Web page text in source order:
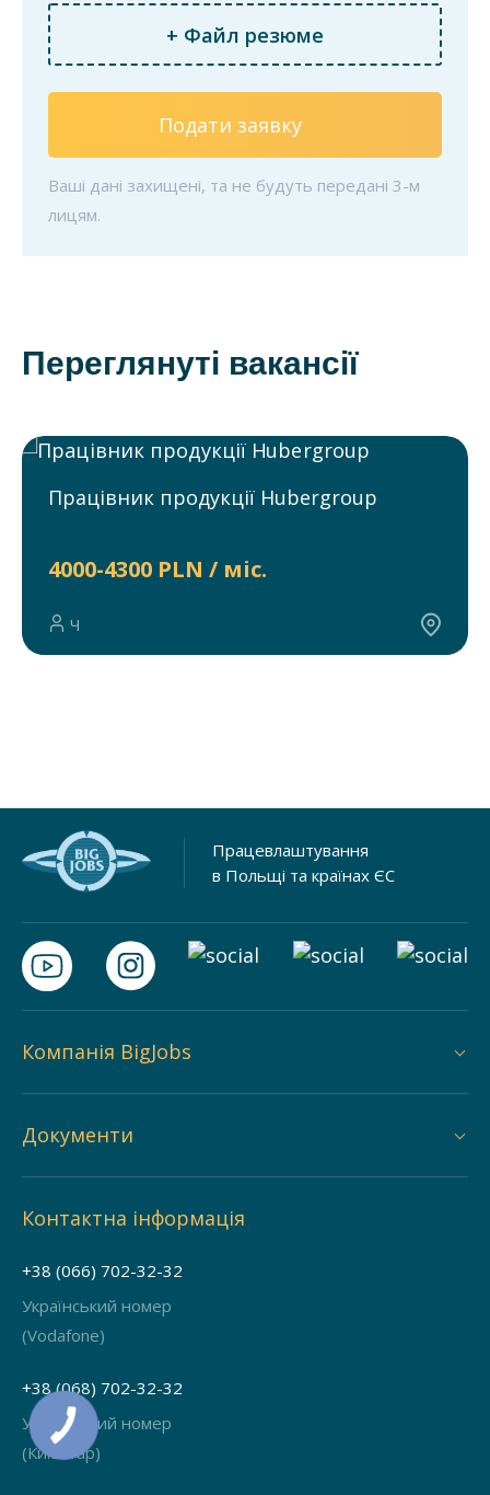
+ Файл резюме
Подати заявку
Ваші дані захищені, та не будуть передані 3-м
лицям.
Переглянуті вакансії
Працівник продукції Hubergroup
4000-4300 PLN / міс.
Ч
Працевлаштування
в Польщі та країнах ЄС
Компанія BigJobs
Документи
Контактна інформація
+38 (066) 702-32-32
Український номер
(Vodafone)
+38 (068) 702-32-32
Український номер
(Київстар)